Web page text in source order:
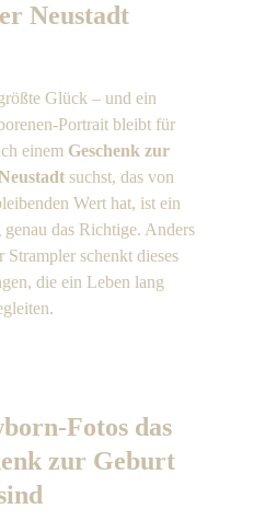
Neustadt
Glück – und ein
Portrait bleibt für
einem Geschenk zur
suchst, das von
Wert hat, ist ein
das Richtige. Anders
Strampler schenkt dieses
die ein Leben lang
Fotos das
zur Geburt